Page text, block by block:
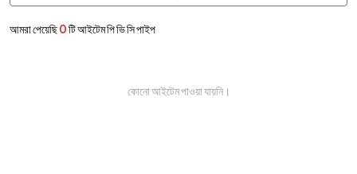
আমরা পেয়েছি0টি আইটেম পি ভি সি পাইপ
কোনো আইটেম পাওয়া যায়নি।